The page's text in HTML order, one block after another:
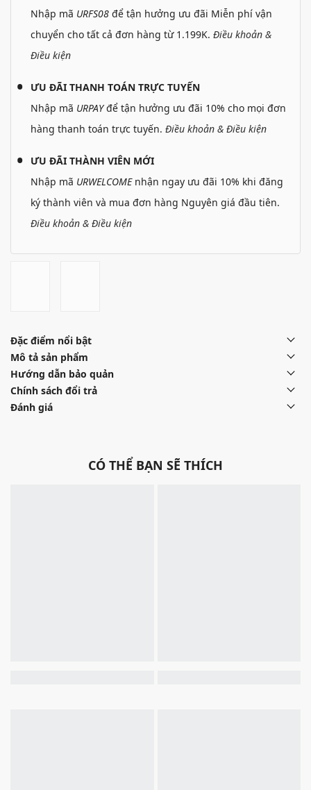
Nhập mã URFS08 để tận hưởng ưu đãi Miễn phí vận
chuyển cho tất cả đơn hàng từ 1.199K. Điều khoản &
Điều kiện
ƯU ĐÃI THANH TOÁN TRỰC TUYẾN
Nhập mã URPAYđể tận hưởng ưu đãi 10% cho mọi đơn
hàng thanh toán trực tuyến. Điều khoản & Điều kiện
ƯU ĐÃI THÀNH VIÊN MỚI
Nhập mã URWELCOMEnhận ngay ưu đãi 10% khi đăng
ký thành viên và mua đơn hàng Nguyên giá đầu tiên.
Điều khoản & Điều kiện
Đặc điểm nổi bật
Mô tả sản phẩm
Hướng dẫn bảo quản
Chính sách đổi trả
Đánh giá
CÓ THỂ BẠN SẼ THÍCH